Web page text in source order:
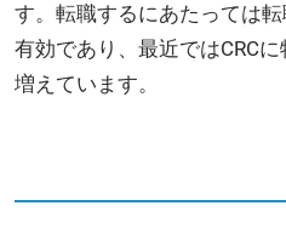
す。転職するにあたっては
有効であり、最近ではCRC
増えています。